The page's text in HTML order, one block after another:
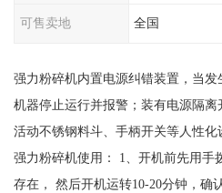
可售卖地 全国
强力粉碎机内置电源纠错装置，当发
机器停止运行并报警；装有电源隔离
活动不锈钢料斗、手柄开关等人性化
强力粉碎机使用： 1、开机前先用手
存在， 然后开机运转10-20分钟，确